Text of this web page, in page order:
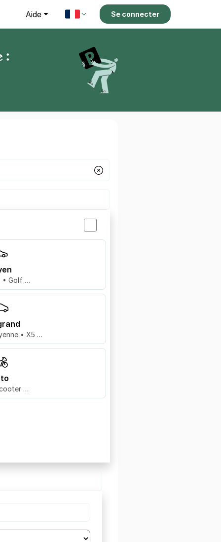
Aide Se connecter
:
• Golf …
• X5 …
…